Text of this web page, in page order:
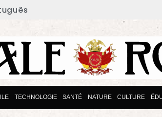
TECHNOLOGIE SANTÉ NATURE CULTURE